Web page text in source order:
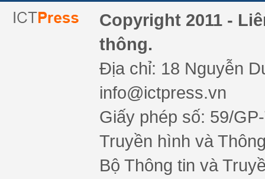
Copyright 2011 -
thông.
Địa chỉ: 18 Nguyễn
info@ictpress.vn
Giấy phép số: 59/
Truyền hình và
Bộ Thông tin và